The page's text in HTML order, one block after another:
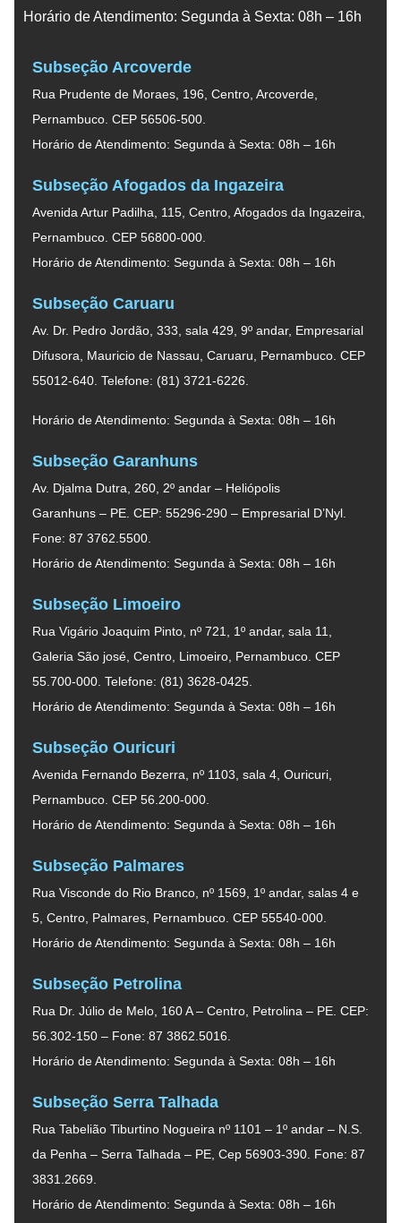
Horário de Atendimento: Segunda à Sexta: 08h – 16h
Subseção Arcoverde
Rua Prudente de Moraes, 196, Centro, Arcoverde,
Pernambuco. CEP 56506-500.
Horário de Atendimento: Segunda à Sexta: 08h – 16h
Subseção Afogados da Ingazeira
Avenida Artur Padilha, 115, Centro, Afogados da Ingazeira,
Pernambuco. CEP 56800-000.
Horário de Atendimento: Segunda à Sexta: 08h – 16h
Subseção Caruaru
Av. Dr. Pedro Jordão, 333, sala 429, 9º andar, Empresarial
Difusora, Mauricio de Nassau, Caruaru, Pernambuco. CEP
55012-640. Telefone: (81) 3721-6226.
Horário de Atendimento: Segunda à Sexta: 08h – 16h
Subseção Garanhuns
Av. Djalma Dutra, 260, 2º andar – Heliópolis
Garanhuns – PE. CEP: 55296-290 – Empresarial D’Nyl.
Fone: 87 3762.5500.
Horário de Atendimento: Segunda à Sexta: 08h – 16h
Subseção Limoeiro
Rua Vigário Joaquim Pinto, nº 721, 1º andar, sala 11,
Galeria São josé, Centro, Limoeiro, Pernambuco. CEP
55.700-000. Telefone: (81) 3628-0425.
Horário de Atendimento: Segunda à Sexta: 08h – 16h
Subseção Ouricuri
Avenida Fernando Bezerra, nº 1103, sala 4, Ouricuri,
Pernambuco. CEP 56.200-000.
Horário de Atendimento: Segunda à Sexta: 08h – 16h
Subseção Palmares
Rua Visconde do Rio Branco, nº 1569, 1º andar, salas 4 e
5, Centro, Palmares, Pernambuco. CEP 55540-000.
Horário de Atendimento: Segunda à Sexta: 08h – 16h
Subseção Petrolina
Rua Dr. Júlio de Melo, 160 A – Centro, Petrolina – PE. CEP:
56.302-150 – Fone: 87 3862.5016.
Horário de Atendimento: Segunda à Sexta: 08h – 16h
Subseção Serra Talhada
Rua Tabelião Tiburtino Nogueira nº 1101 – 1º andar – N.S.
da Penha – Serra Talhada – PE, Cep 56903-390. Fone: 87
3831.2669.
Horário de Atendimento: Segunda à Sexta: 08h – 16h